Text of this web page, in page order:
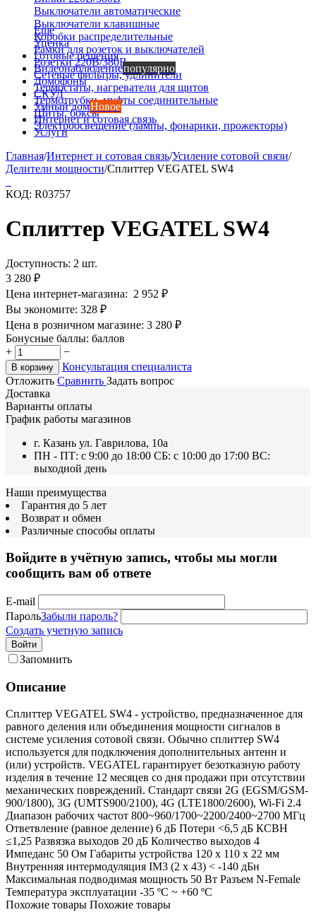
Выключатели автоматические
Выключатели клавишные
Коробки распределительные
Рамки для розеток и выключателей
Розетки 220В/380В
Сетевые фильтры, удлинители
Термостаты, нагреватели для щитов
Термотрубки, муфты соединительные
Щиты, боксы
Электроосвещение (лампы, фонарики, прожекторы)
Еще
Уценка
Готовые решения
Видеонаблюдениепопулярно
Домофоны
СКУД
Умный домНовое
Интернет и сотовая связь
Услуги
Главная/Интернет и сотовая связь/Усиление сотовой связи/
Делители мощности/Сплиттер VEGATEL SW4
КОД: R03757
Сплиттер VEGATEL SW4
Доступность: 2 шт.
3 280 ₽
Цена интернет-магазина: 2 952 ₽
Вы экономите: 328 ₽
Цена в розничном магазине: 3 280 ₽
Бонусные баллы: баллов
+
−
В корзину
Консультация специалиста
Отложить Сравнить Задать вопрос
Доставка
Варианты оплаты
График работы магазинов
г. Казань ул. Гаврилова, 10а
ПН - ПТ: с 9:00 до 18:00 СБ: с 10:00 до 17:00 ВС:
выходной день
Наши преимущества
Гарантия до 5 лет
Возврат и обмен
Различные способы оплаты
Войдите в учётную запись, чтобы мы могли
сообщить вам об ответе
E-mail
ПарольЗабыли пароль?
Создать учетную запись
Войти
Запомнить
Описание
Сплиттер VEGATEL SW4 - устройство, предназначенное для
равного деления или объединения мощности сигналов в
системе усиления сотовой связи. Обычно сплиттер SW4
используется для подключения дополнительных антенн и
(или) устройств. VEGATEL гарантирует безотказную работу
изделия в течение 12 месяцев со дня продажи при отсутствии
механических повреждений. Стандарт связи 2G (EGSM/GSM-
900/1800), 3G (UMTS900/2100), 4G (LTE1800/2600), Wi-Fi 2.4
Диапазон рабочих частот 800~960/1700~2200/2400~2700 МГц
Ответвление (равное деление) 6 дБ Потери <6,5 дБ КСВН
≤1,25 Развязка выходов 20 дБ Количество выходов 4
Импеданс 50 Ом Габариты устройства 120 х 110 х 22 мм
Внутренняя интермодуляция IM3 (2 х 43) < -140 дБн
Максимальная подводимая мощность 50 Вт Разъем N-Female
Температура эксплуатации -35 ºC ~ +60 ºC
Похожие товары Похожие товары